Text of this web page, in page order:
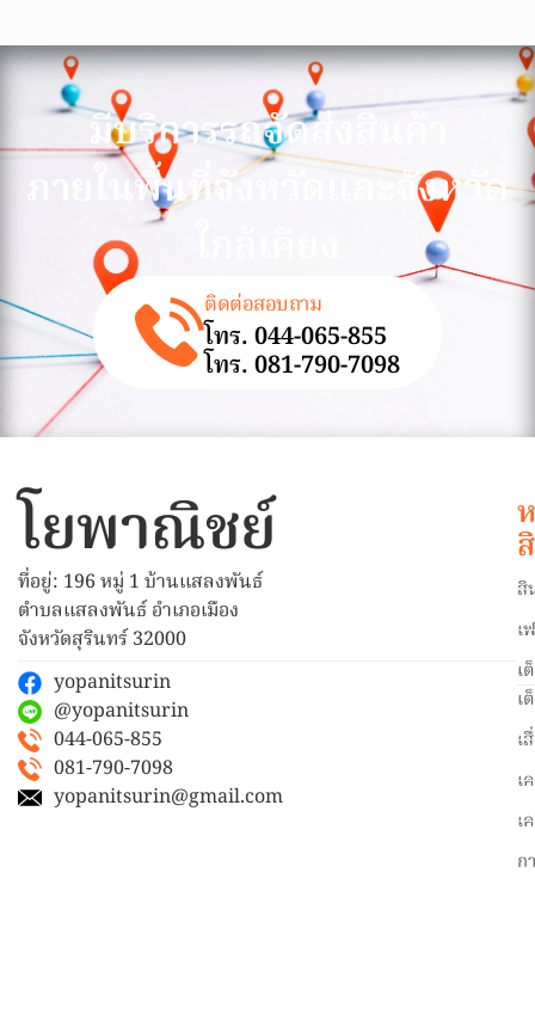
มีบริการรถจัดส่งสินค้า
ภายในพื้นที่จังหวัดและจังหวัด
ติดต่อสอบถาม
โทร. 044-065-855
โทร. 081-790-7098
โยพาณิชย์
ที่อยู่: 196 หมู่ 1 บ้านแสลงพันธ์
ตำบลแสลงพันธ์ อำเภอเมือง
จังหวัดสุรินทร์ 32000
yopanitsurin
@yopanitsurin
044-065-855
081-790-7098
yopanitsurin@gmail.com
สิ
เ
เ
เ
เ
เ
เ
ก